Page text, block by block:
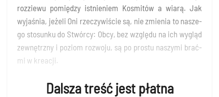
roz­zie­wu pomię­dzy ist­nie­niem Kosmi­tów a wia­rą. Jak
wyja­śnia, jeże­li Oni rze­czy­wi­ście są, nie zmie­nia to nasze­
go sto­sun­ku do Stwór­cy: Obcy, bez wzglę­du na ich wygląd
zewnętrz­ny i poziom roz­wo­ju, są po pro­stu naszy­mi brać­
mi w kreacji.
Dalsza treść jest płatna